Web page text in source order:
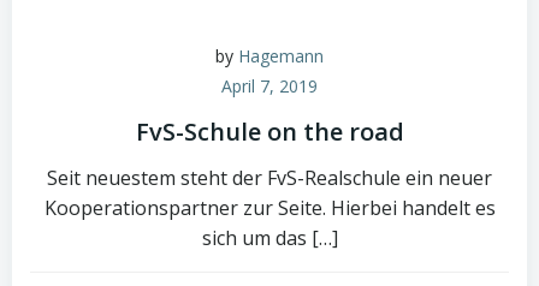
by Hagemann
April 7, 2019
FvS-Schule on the road
Seit neuestem steht der FvS-Realschule ein neuer
Kooperationspartner zur Seite. Hierbei handelt es
sich um das […]